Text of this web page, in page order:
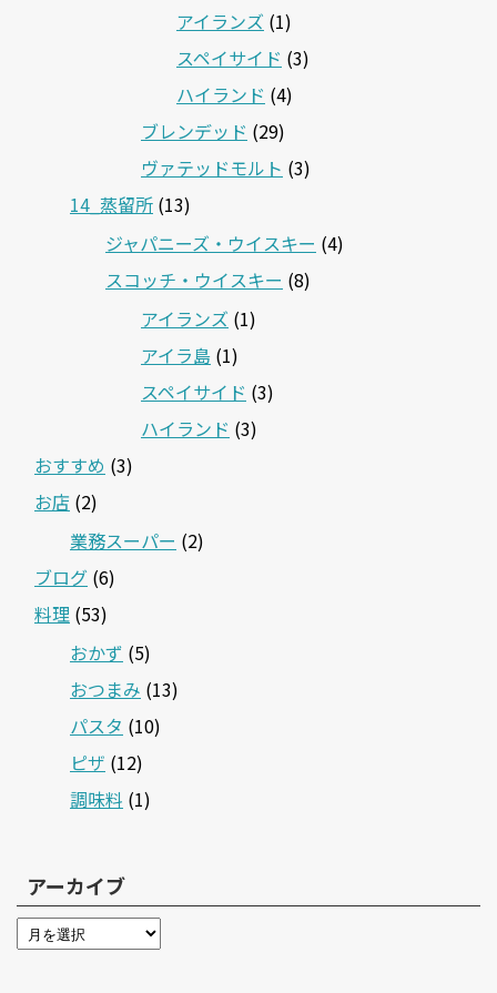
アイランズ (1)
スペイサイド (3)
ハイランド (4)
ブレンデッド (29)
ヴァテッドモルト (3)
14_蒸留所 (13)
ジャパニーズ・ウイスキー (4)
スコッチ・ウイスキー (8)
アイランズ (1)
アイラ島 (1)
スペイサイド (3)
ハイランド (3)
おすすめ (3)
お店 (2)
業務スーパー (2)
ブログ (6)
料理 (53)
おかず (5)
おつまみ (13)
パスタ (10)
ピザ (12)
調味料 (1)
アーカイブ